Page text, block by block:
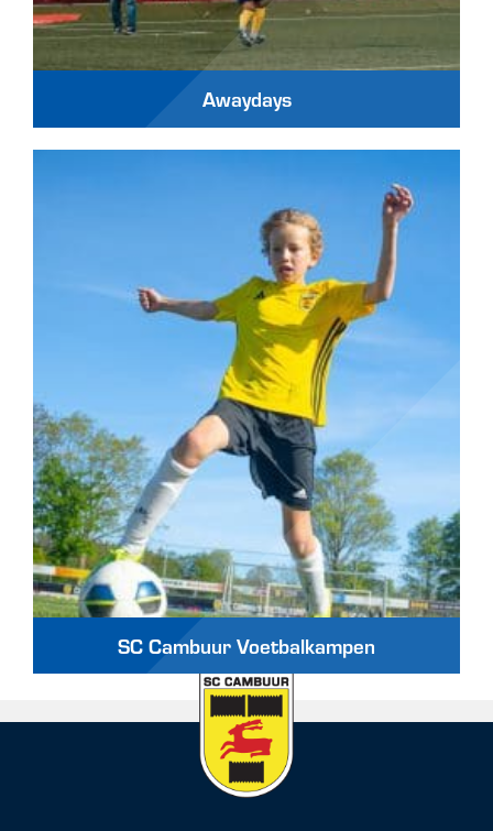
Awaydays
SC Cambuur Voetbalkampen